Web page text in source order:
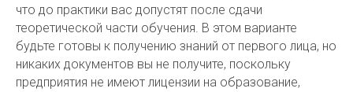
что до практики вас допустят после сдачи
теоретической части обучения. В этом варианте
будьте готовы к получению знаний от первого лица, но
никаких документов вы не получите, поскольку
предприятия не имеют лицензии на образование,